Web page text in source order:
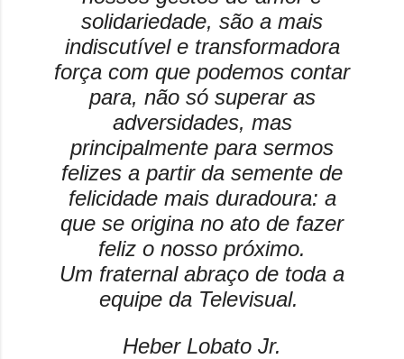
solidariedade, são a mais
indiscutível e transformadora
força com que podemos contar
para, não só superar as
adversidades, mas
principalmente para sermos
felizes a partir da semente de
felicidade mais duradoura: a
que se origina no ato de fazer
feliz o nosso próximo.
Um fraternal abraço de toda a
equipe da Televisual.
Heber Lobato Jr.